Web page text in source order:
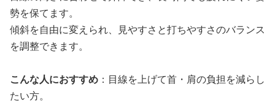
勢を保てます。
傾斜を自由に変えられ、見やすさと打ちやすさのバランス
を調整できます。
こんな人におすすめ ：目線を上げて首・肩の負担を減らし
たい方。